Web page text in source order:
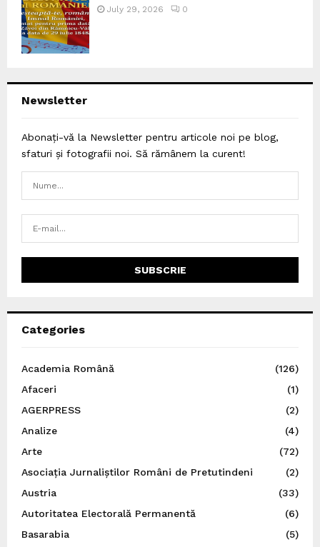
July 29, 2026 0
Newsletter
Abonați-vă la Newsletter pentru articole noi pe blog,
sfaturi și fotografii noi. Să rămânem la curent!
Categories
Academia Română
(126)
Afaceri
(1)
AGERPRESS
(2)
Analize
(4)
Arte
(72)
Asociația Jurnaliștilor Români de Pretutindeni
(2)
Austria
(33)
Autoritatea Electorală Permanentă
(6)
Basarabia
(5)